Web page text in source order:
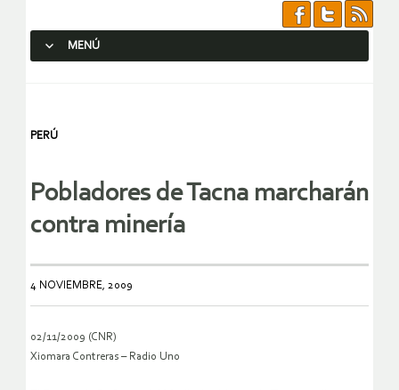
MENÚ
PERÚ
Pobladores de Tacna marcharán
contra minería
4 NOVIEMBRE, 2009
02/11/2009 (CNR)
Xiomara Contreras – Radio Uno